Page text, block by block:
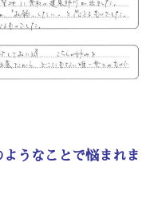
うなことで悩まれま